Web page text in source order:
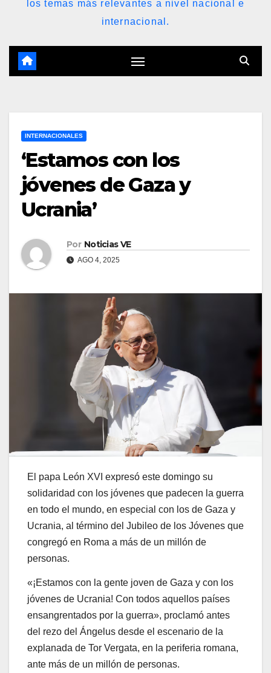
los temas más relevantes a nivel nacional e
internacional.
INTERNACIONALES
‘Estamos con los
jóvenes de Gaza y
Ucrania’
Por Noticias VE
AGO 4, 2025
El papa León XVI expresó este domingo su
solidaridad con los jóvenes que padecen la guerra
en todo el mundo, en especial con los de Gaza y
Ucrania, al término del Jubileo de los Jóvenes que
congregó en Roma a más de un millón de
personas.
«¡Estamos con la gente joven de Gaza y con los
jóvenes de Ucrania! Con todos aquellos países
ensangrentados por la guerra», proclamó antes
del rezo del Ángelus desde el escenario de la
explanada de Tor Vergata, en la periferia romana,
ante más de un millón de personas.